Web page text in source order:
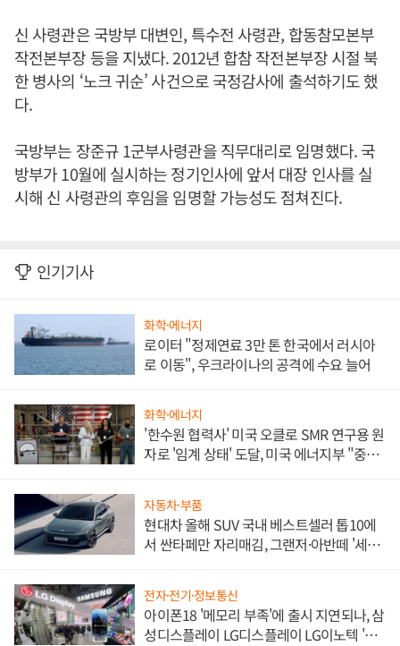
신 사령관은 국방부 대변인, 특수전 사령관, 합동참모본부
작전본부장 등을 지냈다. 2012년 합참 작전본부장 시절 북
한 병사의 ‘노크 귀순’ 사건으로 국정감사에 출석하기도 했
다.
국방부는 장준규 1군부사령관을 직무대리로 임명했다. 국
방부가 10월에 실시하는 정기인사에 앞서 대장 인사를 실
시해 신 사령관의 후임을 임명할 가능성도 점쳐진다.
인기기사
화학·에너지
로이터 "정제연료 3만 톤 한국에서 러시아
로 이동", 우크라이나의 공격에 수요 늘어
화학·에너지
'한수원 협력사' 미국 오클로 SMR 연구용 원
자로 '임계 상태' 도달, 미국 에너지부 "중요
자동차·부품
현대차 올해 SUV 국내 베스트셀러 톱10에
서 싼타페만 자리매김, 그랜저·아반떼 '세단
전자·전기·정보통신
아이폰18 '메모리 부족'에 출시 지연되나, 삼
성디스플레이 LG디스플레이 LG이노텍 '탈